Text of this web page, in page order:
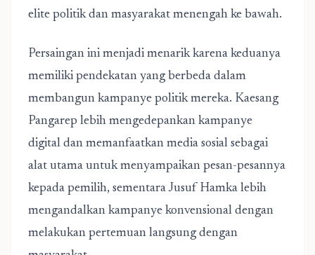
elite politik dan masyarakat menengah ke bawah.
Persaingan ini menjadi menarik karena keduanya
memiliki pendekatan yang berbeda dalam
membangun kampanye politik mereka. Kaesang
Pangarep lebih mengedepankan kampanye
digital dan memanfaatkan media sosial sebagai
alat utama untuk menyampaikan pesan-pesannya
kepada pemilih, sementara Jusuf Hamka lebih
mengandalkan kampanye konvensional dengan
melakukan pertemuan langsung dengan